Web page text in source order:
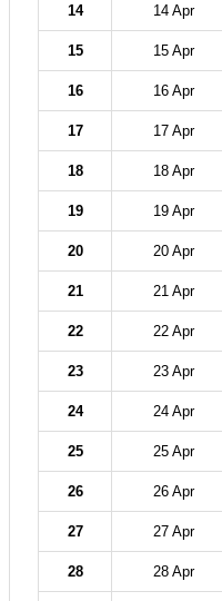
14 14 Apr
15 15 Apr
16 16 Apr
17 17 Apr
18 18 Apr
19 19 Apr
20 20 Apr
21 21 Apr
22 22 Apr
23 23 Apr
24 24 Apr
25 25 Apr
26 26 Apr
27 27 Apr
28 28 Apr